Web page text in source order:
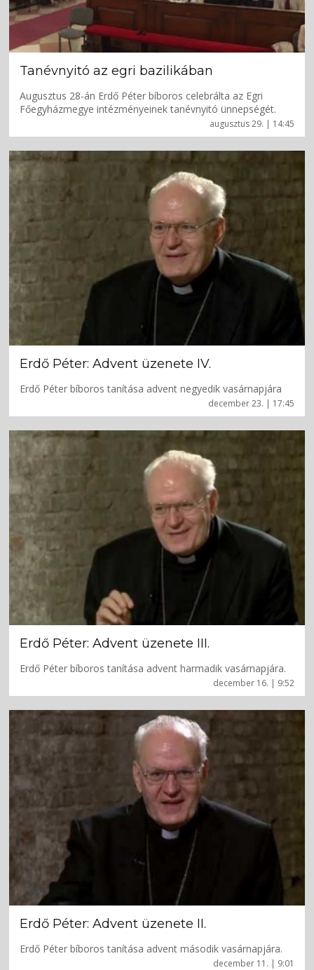
augusztus 29. | 14:45
Tanévnyitó az egri bazilikában
Augusztus 28-án Erdő Péter bíboros celebrálta az Egri
Főegyházmegye intézményeinek tanévnyitó ünnepségét.
december 23. | 17:45
Erdő Péter: Advent üzenete IV.
Erdő Péter bíboros tanítása advent negyedik vasárnapjára
december 16. | 9:52
Erdő Péter: Advent üzenete III.
Erdő Péter bíboros tanítása advent harmadik vasárnapjára.
december 11. | 9:01
Erdő Péter: Advent üzenete II.
Erdő Péter bíboros tanítása advent második vasárnapjára.